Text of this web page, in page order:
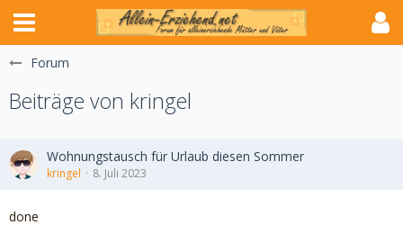
Forum
Beiträge von kringel
Wohnungstausch für Urlaub diesen Sommer
kringel 8. Juli 2023
done